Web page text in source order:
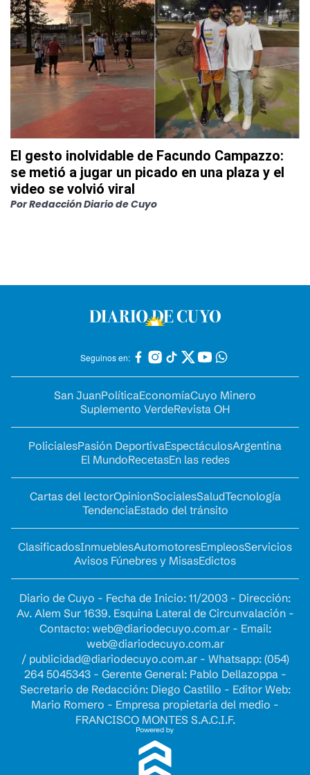
El gesto inolvidable de Facundo Campazzo:
se metió a jugar un picado en una plaza y el
video se volvió viral
PorRedacción Diario de Cuyo
Seguinos en:
San JuanPolíticaEconomíaCuyo Minero
Suplemento VerdeRevista OH
PolicialesPasión DeportivaEspectáculosArgentina
El MundoRecetasEn las redes
Cartas del lectorOpinionSocialesSaludTecnología
TendenciaEstado del tránsito
ClasificadosInmueblesAutomotoresEmpleosServicios
Avisos Fúnebres y MisasEdictos
Diario de Cuyo - Fecha de Inicio: 11/2003 - Dirección:
Av. Alem Sur 1639. Esquina Lateral de Circunvalación -
Contacto: web@diariodecuyo.com.ar- Email:
web@diariodecuyo.com.ar
/ publicidad@diariodecuyo.com.ar- Whatsapp: (054)
264 5045343 - Gerente General: Pablo Dellazoppa -
Secretario de Redacción: Diego Castillo - Editor Web:
Mario Romero - Empresa propietaria del medio -
FRANCISCO MONTES S.A.C.I.F.